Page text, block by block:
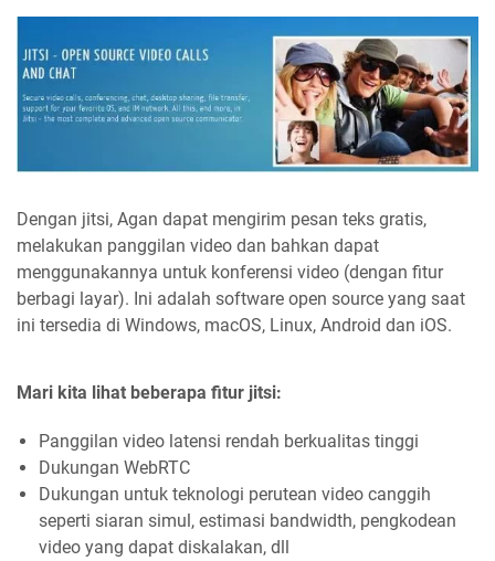
Dengan jitsi, Agan dapat mengirim pesan teks gratis,
melakukan panggilan video dan bahkan dapat
menggunakannya untuk konferensi video (dengan fitur
berbagi layar). Ini adalah software open source yang saat
ini tersedia di Windows, macOS, Linux, Android dan iOS.
Mari kita lihat beberapa fitur jitsi:
Panggilan video latensi rendah berkualitas tinggi
Dukungan WebRTC
Dukungan untuk teknologi perutean video canggih
seperti siaran simul, estimasi bandwidth, pengkodean
video yang dapat diskalakan, dll